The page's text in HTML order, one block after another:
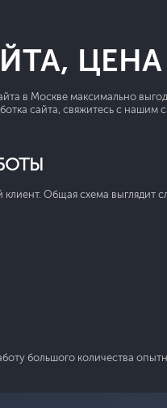
ЦЕНА
в Москве максимально
сайта, свяжитесь с
Общая схема выглядит
большого количества